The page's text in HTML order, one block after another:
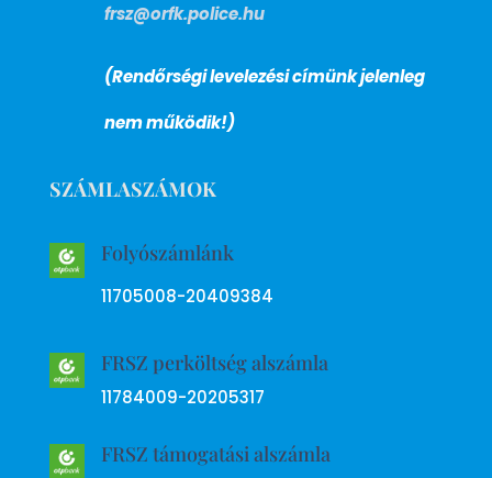
frsz@orfk.police.hu
(Rendőrségi levelezési címünk jelenleg
nem működik!)
SZÁMLASZÁMOK
Folyószámlánk
11705008-20409384
FRSZ perköltség alszámla
11784009-20205317
FRSZ támogatási alszámla